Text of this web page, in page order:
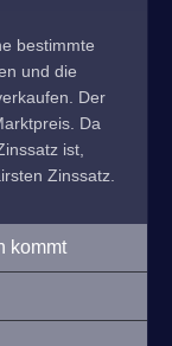
bestimmte
und die
Der
Da
ist,
Zinssatz.
kommt